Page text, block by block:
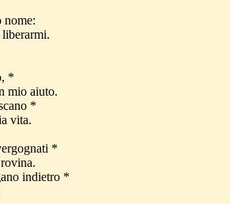
nome:
*
mio aiuto.
*
vita.
*
indietro *